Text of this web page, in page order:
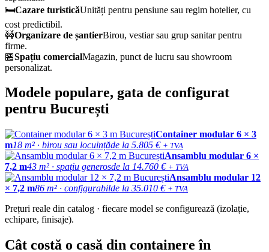
🛏️Cazare turisticăUnități pentru pensiune sau regim hotelier, cu
cost predictibil.
🚧Organizare de șantierBirou, vestiar sau grup sanitar pentru
firme.
🏪Spațiu comercialMagazin, punct de lucru sau showroom
personalizat.
Modele populare, gata de configurat
pentru București
Container modular 6 × 3
m18 m² · birou sau locuințăde la 5.805 € + TVA
Ansamblu modular 6 ×
7,2 m43 m² · spațiu generosde la 14.760 € + TVA
Ansamblu modular 12
× 7,2 m86 m² · configurabilde la 35.010 € + TVA
Prețuri reale din catalog · fiecare model se configurează (izolație,
echipare, finisaje).
Cât costă o casă din containere în